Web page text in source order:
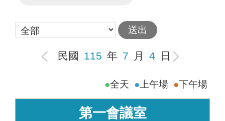
民國 115 年 7 月 4 日
全天 上午場 下午場
第一會議室